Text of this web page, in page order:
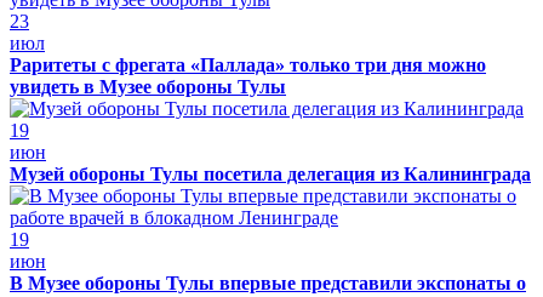
23
июл
Раритеты с фрегата «Паллада» только три дня можно
увидеть в Музее обороны Тулы
19
июн
Музей обороны Тулы посетила делегация из Калининграда
19
июн
В Музее обороны Тулы впервые представили экспонаты о